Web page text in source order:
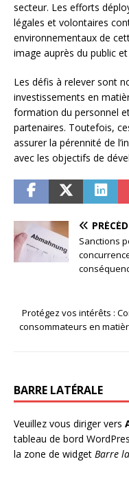
secteur. Les efforts
légales et volontaires
environnementaux de
image auprès du public
Les défis à relever sont
investissements en
formation du personnel
partenaires. Toutefois,
assurer la pérennité de
avec les objectifs de
Sanctions
Protégez vos intérêts :
consommateurs en
BARRE LATÉRALE
Veuillez vous diriger vers
tableau de bord
la zone de widget Barre